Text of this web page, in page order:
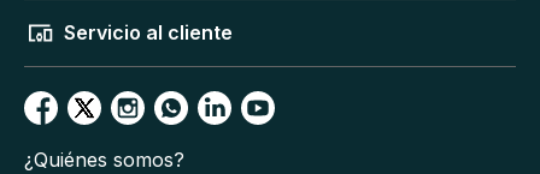
Servicio al cliente
¿Quiénes somos?